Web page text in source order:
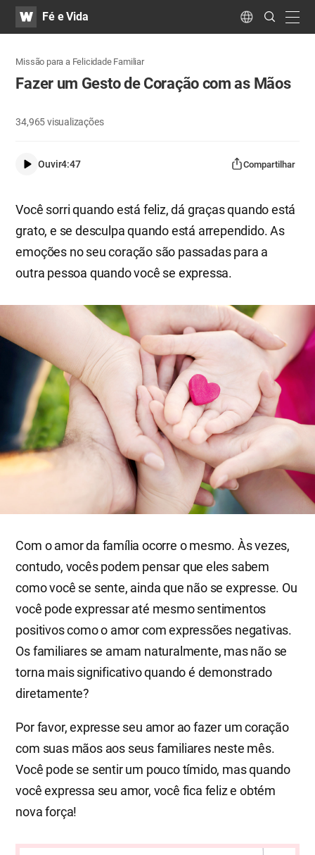
WATVFé e Vida Language
Search
Submit
Missão para a Felicidade Familiar
Fazer um Gesto de Coração com as Mãos
34,965visualizações
Ouvir4:47 Compartilhar
Você sorri quando está feliz, dá graças quando está
grato, e se desculpa quando está arrependido. As
emoções no seu coração são passadas para a
outra pessoa quando você se expressa.
Com o amor da família ocorre o mesmo. Às vezes,
contudo, vocês podem pensar que eles sabem
como você se sente, ainda que não se expresse. Ou
você pode expressar até mesmo sentimentos
positivos como o amor com expressões negativas.
Os familiares se amam naturalmente, mas não se
torna mais significativo quando é demonstrado
diretamente?
Por favor, expresse seu amor ao fazer um coração
com suas mãos aos seus familiares neste mês.
Você pode se sentir um pouco tímido, mas quando
você expressa seu amor, você fica feliz e obtém
nova força!